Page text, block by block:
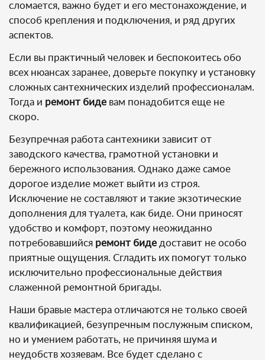
сломается, важно будет и его местонахождение, и
способ крепления и подключения, и ряд других
аспектов.
Если вы практичный человек и беспокоитесь обо
всех нюансах заранее, доверьте покупку и установку
сложных сантехнических изделий профессионалам.
Тогда и ремонт биде вам понадобится еще не
скоро.
Безупречная работа сантехники зависит от
заводского качества, грамотной установки и
бережного использования. Однако даже самое
дорогое изделие может выйти из строя.
Исключение не составляют и такие экзотические
дополнения для туалета, как биде. Они приносят
удобство и комфорт, поэтому неожиданно
потребовавшийся ремонт биде доставит не особо
приятные ощущения. Сгладить их помогут только
исключительно профессиональные действия
слаженной ремонтной бригады.
Наши бравые мастера отличаются не только своей
квалификацией, безупречным послужным списком,
но и умением работать, не причиняя шума и
неудобств хозяевам. Все будет сделано с